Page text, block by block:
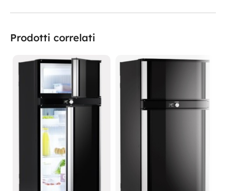
Prodotti correlati